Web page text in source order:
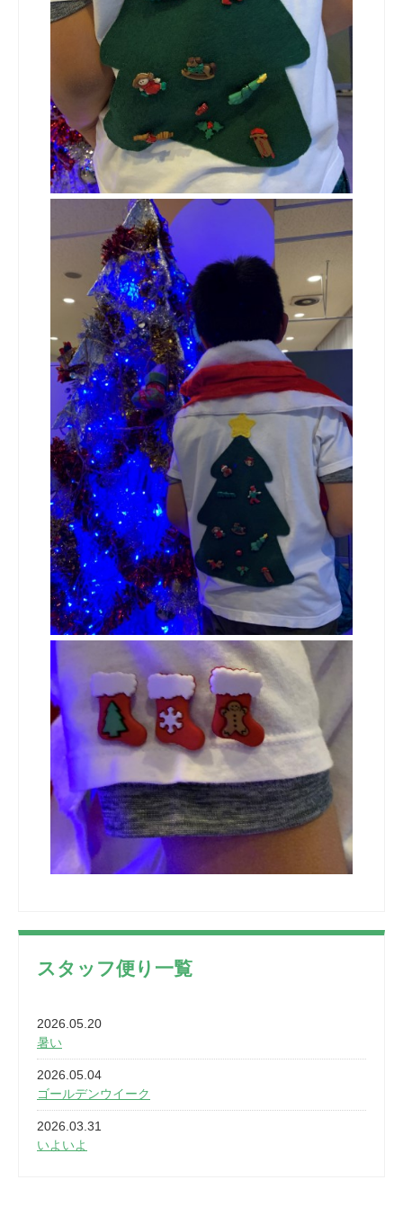
スタッフ便り一覧
2026.05.20
暑い
2026.05.04
ゴールデンウイーク
2026.03.31
いよいよ